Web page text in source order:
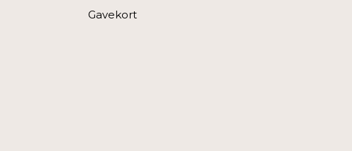
Gavekort